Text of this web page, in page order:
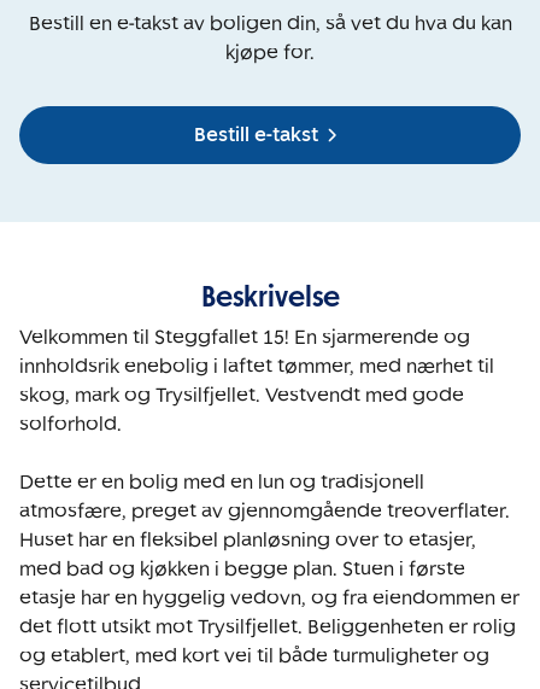
Bestill en e-takst av boligen din, så vet du hva du kan
kjøpe for.
Bestill e-takst
Beskrivelse
Velkommen til Steggfallet 15! En sjarmerende og
innholdsrik enebolig i laftet tømmer, med nærhet til
skog, mark og Trysilfjellet. Vestvendt med gode
solforhold.
Dette er en bolig med en lun og tradisjonell
atmosfære, preget av gjennomgående treoverflater.
Huset har en fleksibel planløsning over to etasjer,
med bad og kjøkken i begge plan. Stuen i første
etasje har en hyggelig vedovn, og fra eiendommen er
det flott utsikt mot Trysilfjellet. Beliggenheten er rolig
og etablert, med kort vei til både turmuligheter og